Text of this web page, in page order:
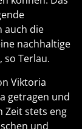
auch die
nachhaltige
so Terlau.
Viktoria
getragen und
Zeit stets eng
und